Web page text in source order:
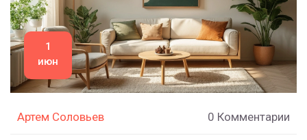
1
июн
Артем Соловьев 0 Комментарии